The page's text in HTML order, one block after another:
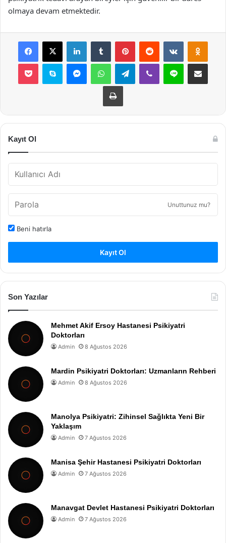
olmaya devam etmektedir.
Facebook
X LinkedInTumblr PinterestReddit VKontakte
Pocket Skype MessengerWhatsAppTelegramViber Line E-Posta ile
Yazdır
Kayıt Ol
Unuttunuz mu?
Beni hatırla
Kayıt Ol
Son Yazılar
Mehmet Akif Ersoy Hastanesi Psikiyatri
Doktorları
Admin 8 Ağustos 2026
Mardin Psikiyatri Doktorları: Uzmanların Rehberi
Admin 8 Ağustos 2026
Manolya Psikiyatri: Zihinsel Sağlıkta Yeni Bir
Yaklaşım
Admin 7 Ağustos 2026
Manisa Şehir Hastanesi Psikiyatri Doktorları
Admin 7 Ağustos 2026
Manavgat Devlet Hastanesi Psikiyatri Doktorları
Admin 7 Ağustos 2026